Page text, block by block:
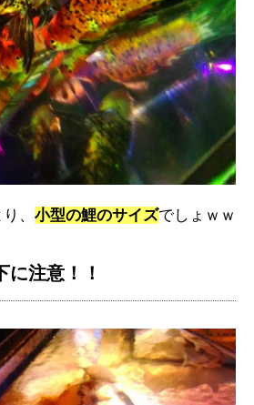
、 小型の鯉のサイズでしょｗｗ
に注意！！